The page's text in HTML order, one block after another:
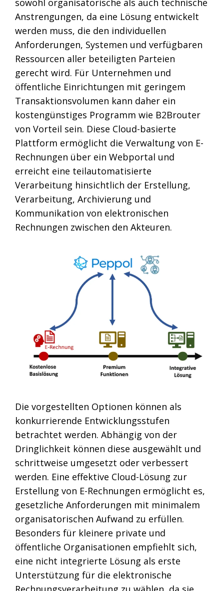
sowohl organisatorische als auch technische
Anstrengungen, da eine Lösung entwickelt
werden muss, die den individuellen
Anforderungen, Systemen und verfügbaren
Ressourcen aller beteiligten Parteien
gerecht wird. Für Unternehmen und
öffentliche Einrichtungen mit geringem
Transaktionsvolumen kann daher ein
kostengünstiges Programm wie B2Brouter
von Vorteil sein. Diese Cloud-basierte
Plattform ermöglicht die Verwaltung von E-
Rechnungen über ein Webportal und
erreicht eine teilautomatisierte
Verarbeitung hinsichtlich der Erstellung,
Verarbeitung, Archivierung und
Kommunikation von elektronischen
Rechnungen zwischen den Akteuren.
Die vorgestellten Optionen können als
konkurrierende Entwicklungsstufen
betrachtet werden. Abhängig von der
Dringlichkeit können diese ausgewählt und
schrittweise umgesetzt oder verbessert
werden. Eine effektive Cloud-Lösung zur
Erstellung von E-Rechnungen ermöglicht es,
gesetzliche Anforderungen mit minimalem
organisatorischen Aufwand zu erfüllen.
Besonders für kleinere private und
öffentliche Organisationen empfiehlt sich,
eine nicht integrierte Lösung als erste
Unterstützung für die elektronische